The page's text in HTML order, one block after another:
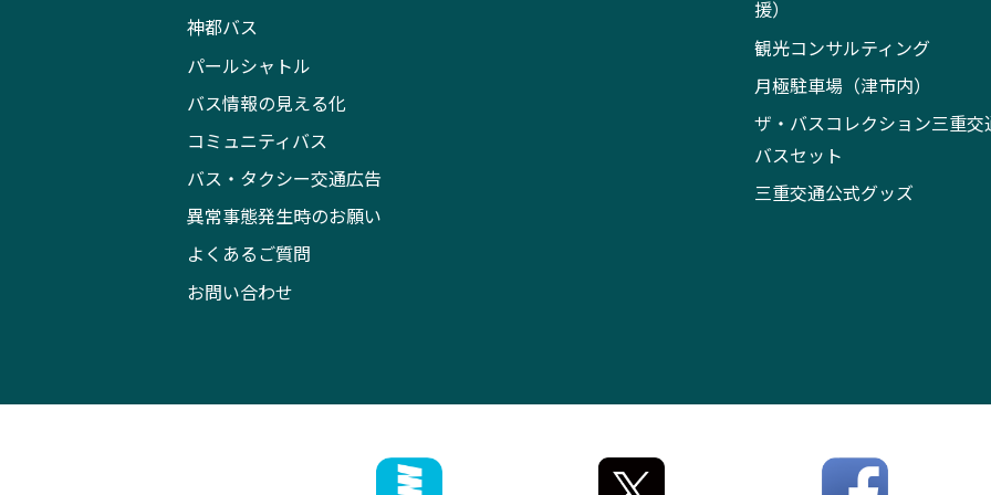
神都バス
パールシャトル
バス情報の見える化
コミュニティバス
バス・タクシー交通広告
異常事態発生時のお願い
よくあるご質問
お問い合わせ
援）
観光コンサルティング
月極駐車場（津市内）
ザ・バスコレクション三重交
バスセット
三重交通公式グッズ